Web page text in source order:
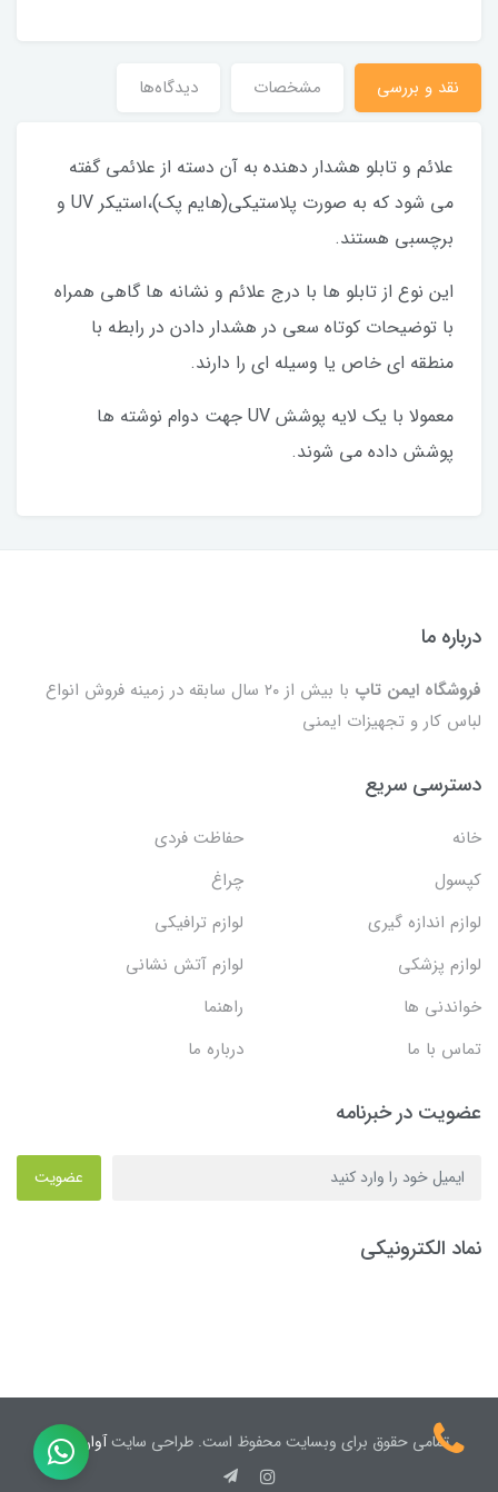
نقد و بررسی مشخصات دیدگاه‌ها
علائم و تابلو هشدار دهنده به آن دسته از علائمی گفته
می شود که به صورت پلاستیکی(هایم پک)،استیکر UV و
برچسبی هستند.
این نوع از تابلو ها با درج علائم و نشانه ها گاهی همراه
با توضیحات کوتاه سعی در هشدار دادن در رابطه با
منطقه ای خاص یا وسیله ای را دارند.
معمولا با یک لایه پوشش UV جهت دوام نوشته ها
پوشش داده می شوند.
درباره ما
فروشگاه ایمن تاپ
با بیش از ۲۰ سال سابقه در زمینه فروش انواع
لباس کار و تجهیزات ایمنی
دسترسی سریع
خانه
حفاظت فردی
کپسول
چراغ
لوازم اندازه گیری
لوازم ترافیکی
لوازم پزشکی
لوازم آتش نشانی
خواندنی ها
راهنما
تماس با ما
درباره ما
عضویت در خبرنامه
عضویت
نماد الکترونیکی
تمامی حقوق برای وبسایت محفوظ است. طراحی سایتآوان نیک